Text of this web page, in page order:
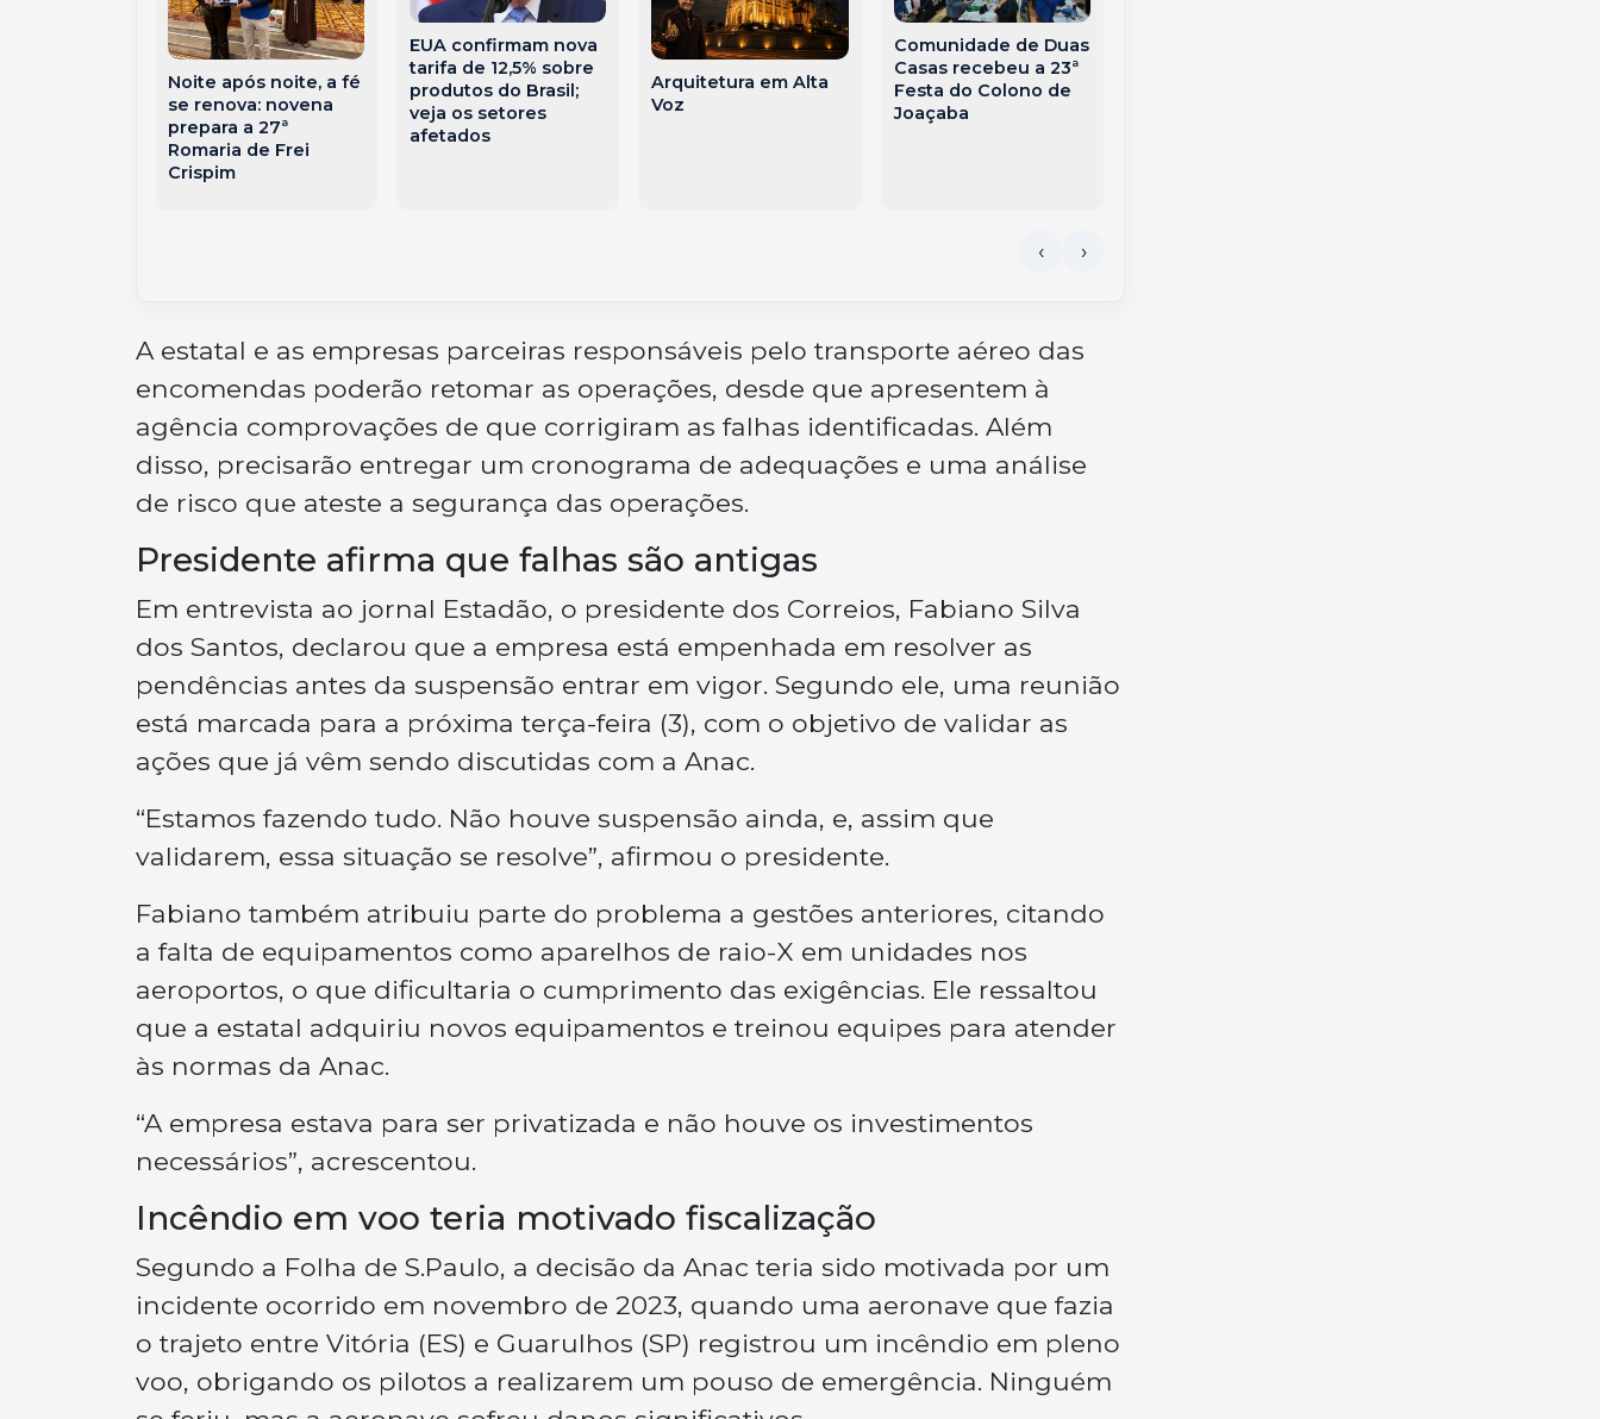
Noite após noite, a fé
se renova: novena
prepara a 27ª
Romaria de Frei
Crispim
EUA confirmam nova
tarifa de 12,5% sobre
produtos do Brasil;
veja os setores
afetados
Arquitetura em Alta
Voz
Comunidade de Duas
Casas recebeu a 23ª
Festa do Colono de
Joaçaba
A estatal e as empresas parceiras responsáveis pelo transporte aéreo das
encomendas poderão retomar as operações, desde que apresentem à
agência comprovações de que corrigiram as falhas identificadas. Além
disso, precisarão entregar um cronograma de adequações e uma análise
de risco que ateste a segurança das operações.
Presidente afirma que falhas são antigas
Em entrevista ao jornal Estadão, o presidente dos Correios, Fabiano Silva
dos Santos, declarou que a empresa está empenhada em resolver as
pendências antes da suspensão entrar em vigor. Segundo ele, uma reunião
está marcada para a próxima terça-feira (3), com o objetivo de validar as
ações que já vêm sendo discutidas com a Anac.
“Estamos fazendo tudo. Não houve suspensão ainda, e, assim que
validarem, essa situação se resolve”, afirmou o presidente.
Fabiano também atribuiu parte do problema a gestões anteriores, citando
a falta de equipamentos como aparelhos de raio-X em unidades nos
aeroportos, o que dificultaria o cumprimento das exigências. Ele ressaltou
que a estatal adquiriu novos equipamentos e treinou equipes para atender
às normas da Anac.
“A empresa estava para ser privatizada e não houve os investimentos
necessários”, acrescentou.
Incêndio em voo teria motivado fiscalização
Segundo a Folha de S.Paulo, a decisão da Anac teria sido motivada por um
incidente ocorrido em novembro de 2023, quando uma aeronave que fazia
o trajeto entre Vitória (ES) e Guarulhos (SP) registrou um incêndio em pleno
voo, obrigando os pilotos a realizarem um pouso de emergência. Ninguém